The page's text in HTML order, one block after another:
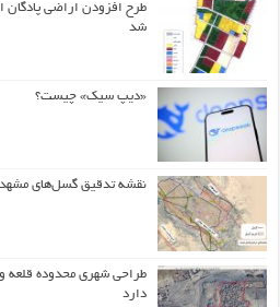
طرح افزودن اراضی
شد
«دیپ سیک» چیست؟
نقشه تدقیق گسل‌های مشهد
دارد